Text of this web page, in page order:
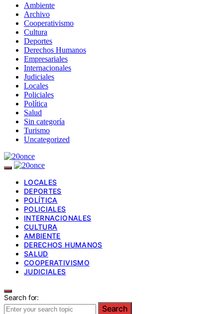
Ambiente
Archivo
Cooperativismo
Cultura
Deportes
Derechos Humanos
Empresariales
Internacionales
Judiciales
Locales
Policiales
Política
Salud
Sin categoría
Turismo
Uncategorized
LOCALES
DEPORTES
POLÍTICA
POLICIALES
INTERNACIONALES
CULTURA
AMBIENTE
DERECHOS HUMANOS
SALUD
COOPERATIVISMO
JUDICIALES
Search for:
Search